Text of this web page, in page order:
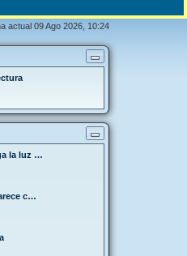
actual 09 Ago 2026, 10:24
la luz …
c…